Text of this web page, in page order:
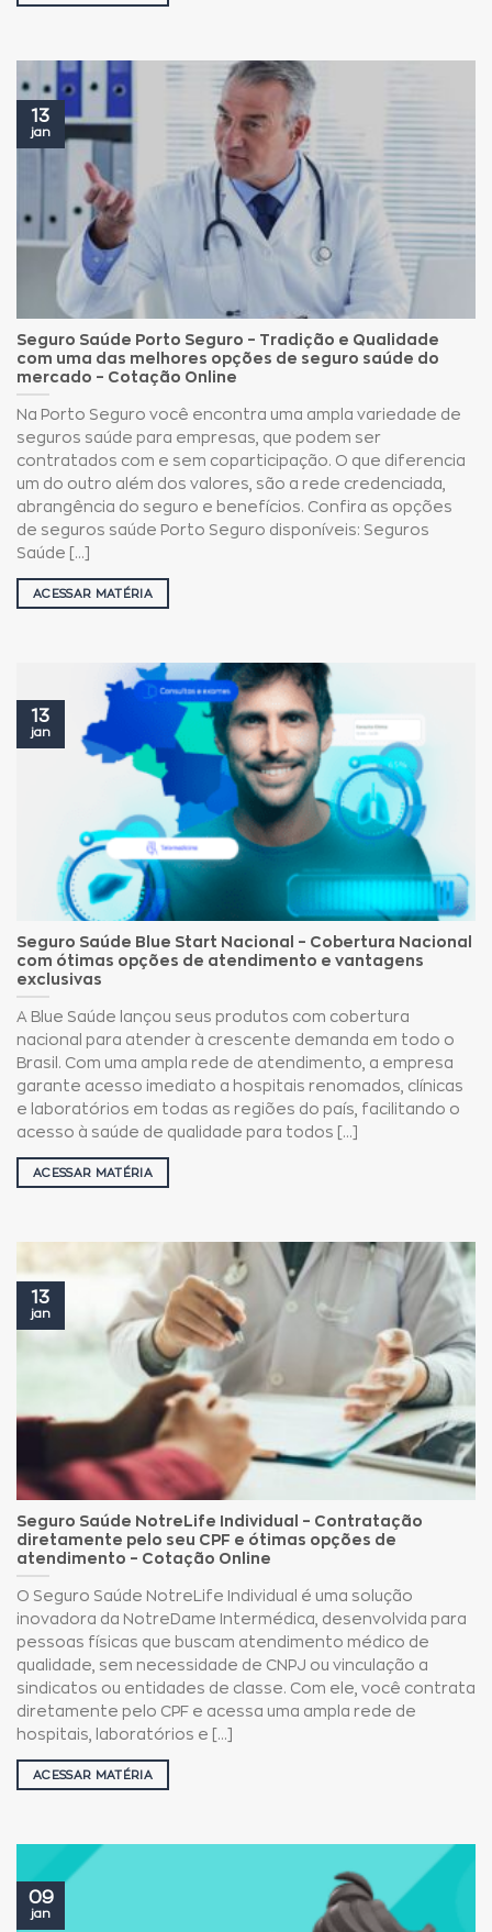
Seguro Saúde Porto Seguro – Tradição e Qualidade
com uma das melhores opções de seguro saúde do
mercado – Cotação Online
Na Porto Seguro você encontra uma ampla variedade de
seguros saúde para empresas, que podem ser
contratados com e sem coparticipação. O que diferencia
um do outro além dos valores, são a rede credenciada,
abrangência do seguro e benefícios. Confira as opções
de seguros saúde Porto Seguro disponíveis: Seguros
Saúde [...]
ACESSAR MATÉRIA
13
jan
Seguro Saúde Blue Start Nacional – Cobertura Nacional
com ótimas opções de atendimento e vantagens
exclusivas
A Blue Saúde lançou seus produtos com cobertura
nacional para atender à crescente demanda em todo o
Brasil. Com uma ampla rede de atendimento, a empresa
garante acesso imediato a hospitais renomados, clínicas
e laboratórios em todas as regiões do país, facilitando o
acesso à saúde de qualidade para todos [...]
ACESSAR MATÉRIA
13
jan
Seguro Saúde NotreLife Individual – Contratação
diretamente pelo seu CPF e ótimas opções de
atendimento – Cotação Online
O Seguro Saúde NotreLife Individual é uma solução
inovadora da NotreDame Intermédica, desenvolvida para
pessoas físicas que buscam atendimento médico de
qualidade, sem necessidade de CNPJ ou vinculação a
sindicatos ou entidades de classe. Com ele, você contrata
diretamente pelo CPF e acessa uma ampla rede de
hospitais, laboratórios e [...]
ACESSAR MATÉRIA
13
jan
09
jan